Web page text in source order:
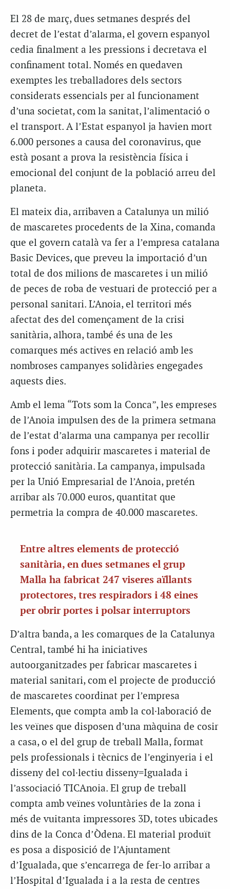
El 28 de març, dues setmanes després del
decret de l’estat d’alarma, el govern espanyol
cedia finalment a les pressions i decretava el
confinament total. Només en quedaven
exemptes les treballadores dels sectors
considerats essencials per al funcionament
d’una societat, com la sanitat, l’alimentació o
el transport. A l’Estat espanyol ja havien mort
6.000 persones a causa del coronavirus, que
està posant a prova la resistència física i
emocional del conjunt de la població arreu del
planeta.
El mateix dia, arribaven a Catalunya un milió
de mascaretes procedents de la Xina, comanda
que el govern català va fer a l’empresa catalana
Basic Devices, que preveu la importació d’un
total de dos milions de mascaretes i un milió
de peces de roba de vestuari de protecció per a
personal sanitari. L’Anoia, el territori més
afectat des del començament de la crisi
sanitària, alhora, també és una de les
comarques més actives en relació amb les
nombroses campanyes solidàries engegades
aquests dies.
Amb el lema “Tots som la Conca”, les empreses
de l’Anoia impulsen des de la primera setmana
de l’estat d’alarma una campanya per recollir
fons i poder adquirir mascaretes i material de
protecció sanitària. La campanya, impulsada
per la Unió Empresarial de l’Anoia, pretén
arribar als 70.000 euros, quantitat que
permetria la compra de 40.000 mascaretes.
Entre altres elements de protecció
sanitària, en dues setmanes el grup
Malla ha fabricat 247 viseres aïllants
protectores, tres respiradors i 48 eines
per obrir portes i polsar interruptors
D’altra banda, a les comarques de la Catalunya
Central, també hi ha iniciatives
autoorganitzades per fabricar mascaretes i
material sanitari, com el projecte de producció
de mascaretes coordinat per l’empresa
Elements, que compta amb la col·laboració de
les veïnes que disposen d’una màquina de cosir
a casa, o el del grup de treball Malla, format
pels professionals i tècnics de l’enginyeria i el
disseny del col·lectiu disseny=Igualada i
l’associació TICAnoia. El grup de treball
compta amb veïnes voluntàries de la zona i
més de vuitanta impressores 3D, totes ubicades
dins de la Conca d’Òdena. El material produït
es posa a disposició de l’Ajuntament
d’Igualada, que s’encarrega de fer-lo arribar a
l’Hospital d’Igualada i a la resta de centres